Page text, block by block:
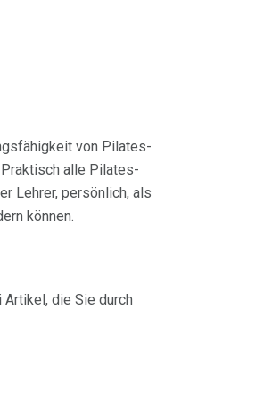
von Pilates-
alle Pilates-
Lehrer, persönlich, als
können.
die Sie durch